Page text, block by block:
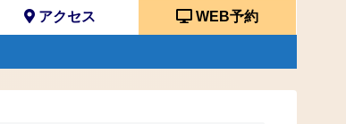
アクセス WEB予約